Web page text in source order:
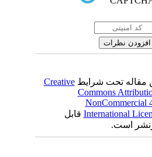
مقاله تحت شرایطCreative
Commons
Internationalقابل
است.